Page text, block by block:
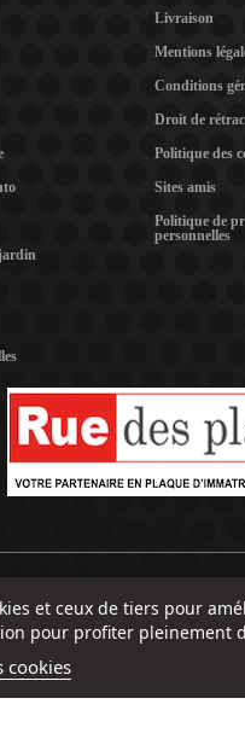
Livraison
Mentions
Conditions
Droit de
Politique des
Sites amis
Politique de
personnelles
et ceux de tiers pour
pour profiter pleinement
cookies